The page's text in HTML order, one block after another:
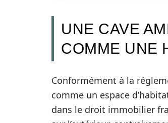
UNE CAVE
COMME UNE
Conformément à la
comme un espace
dans le droit immobilier